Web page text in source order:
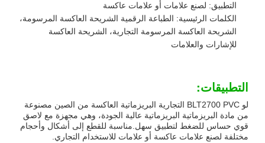
التطبيق: لصنع علامات أو علامات عاكسة
الكلمات الرئيسية: الطباعة الرقمية الشريحة العاكسة المرسومة،
الشريحة العاكسة المرسومة التجارية، الشريحة العاكسة
للإشارات والعلامات
التطبيقات:
لو BLT2700 PVC التجارية البريزماتية العاكسة من الصين مصنوعة
من مادة البريزماتية البريزماتية عالية الجودة، وهي مجهزة مع لاصق
قوي حساس للضغط لتطبيق سهل.مناسبة للقطع إلى أشكال وأحجام
مختلفة لصنع علامات عاكسة أو علامات للاستخدام التجاري.